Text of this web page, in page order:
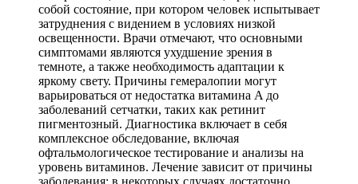
собой состояние, при котором человек испытывает
затруднения с видением в условиях низкой
освещенности. Врачи отмечают, что основными
симптомами являются ухудшение зрения в
темноте, а также необходимость адаптации к
яркому свету. Причины гемералопии могут
варьироваться от недостатка витамина A до
заболеваний сетчатки, таких как ретинит
пигментозный. Диагностика включает в себя
комплексное обследование, включая
офтальмологическое тестирование и анализы на
уровень витаминов. Лечение зависит от причины
заболевания: в некоторых случаях достаточно